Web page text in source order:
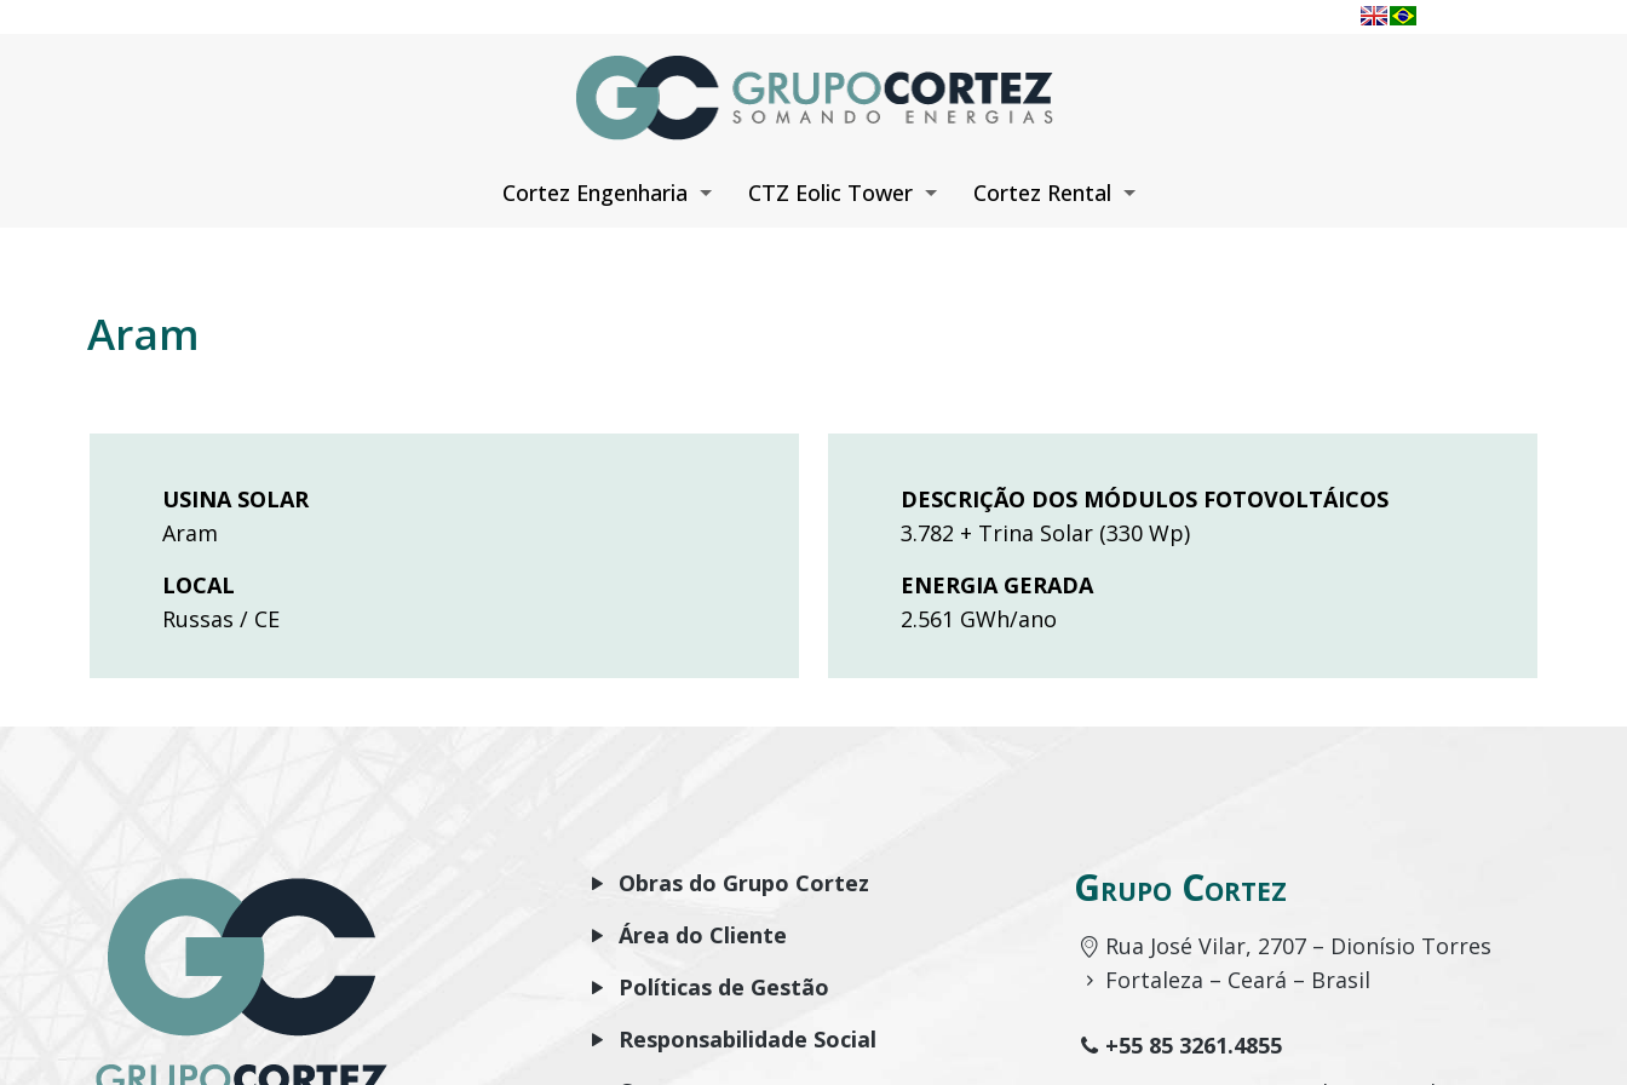
Cortez Engenharia CTZ Eolic Tower Cortez Rental
Aram
USINA SOLAR
Aram
LOCAL
Russas / CE
DESCRIÇÃO DOS MÓDULOS FOTOVOLTÁICOS
3.782 + Trina Solar (330 Wp)
ENERGIA GERADA
2.561 GWh/ano
Obras do Grupo Cortez
Área do Cliente
Políticas de Gestão
Responsabilidade Social
Grupo Cortez
Rua José Vilar, 2707 – Dionísio Torres
Fortaleza – Ceará – Brasil
+55 85 3261.4855